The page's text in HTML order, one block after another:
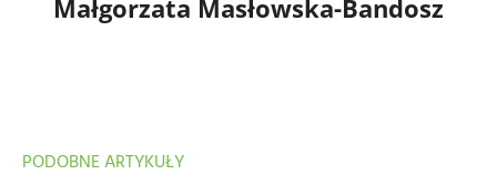
Małgorzata Masłowska-Bandosz
PODOBNE ARTYKUŁY